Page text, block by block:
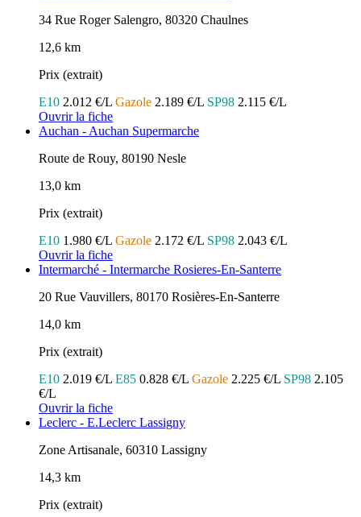
34 Rue Roger Salengro, 80320 Chaulnes
12,6 km
Prix (extrait)
E10 2.012 €/L Gazole 2.189 €/L SP98 2.115 €/L
Ouvrir la fiche
Auchan - Auchan Supermarche
Route de Rouy, 80190 Nesle
13,0 km
Prix (extrait)
E10 1.980 €/L Gazole 2.172 €/L SP98 2.043 €/L
Ouvrir la fiche
Intermarché - Intermarche Rosieres-En-Santerre
20 Rue Vauvillers, 80170 Rosières-En-Santerre
14,0 km
Prix (extrait)
E10 2.019 €/L E85 0.828 €/L Gazole 2.225 €/L SP98 2.105
€/L
Ouvrir la fiche
Leclerc - E.Leclerc Lassigny
Zone Artisanale, 60310 Lassigny
14,3 km
Prix (extrait)